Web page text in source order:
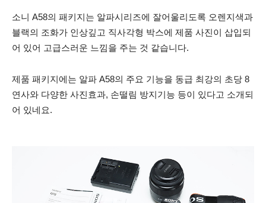
소니 A58의 패키지는 알파시리즈에 잘어울리도록 오렌지색과
블랙의 조화가 인상깊고 직사각형 박스에 제품 사진이 삽입되
어 있어 고급스러운 느낌을 주는 것 같습니다.
제품 패키지에는 알파 A58의 주요 기능을 동급 최강의 초당 8
연사와 다양한 사진효과, 손떨림 방지기능 등이 있다고 소개되
어 있네요.